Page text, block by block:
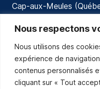
Nous respectons
Nous utilisons des
expérience de
contenus personnalisés
cliquant sur « Tout
Cap-aux-Meules
418 986-3100
Composez le 1 en tout
Abonnez-vous